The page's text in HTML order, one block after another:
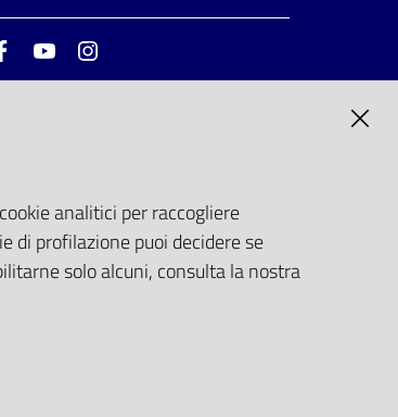
FacebookYoutube
analitici per raccogliere
di profilazione puoi decidere se
solo alcuni, consulta la nostra